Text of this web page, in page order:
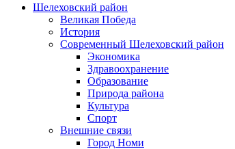
Шелеховский район
Великая Победа
История
Современный Шелеховский район
Экономика
Здравоохранение
Образование
Природа района
Культура
Спорт
Внешние связи
Город Номи